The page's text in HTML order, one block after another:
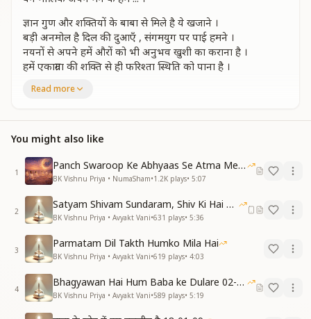
ज्ञान गुण और शक्तियों के बाबा से मिले है ये खजाने ।
बड़ी अनमोल है दिल की दुआएँ , संगमयुग पर पाई हमने ।
नयनों से अपने हमें औरों को भी अनुभव खुशी का कराना है ।
हमें एकाग्रता की शक्ति से ही फरिश्ता स्थिति को पाना है ।
मन की लगन प्रभु से लगाए , एक के रस में ही खो जाए ।
एक बाबा दूजा ना कोई ईसी अनुभूति में रहना है ।
हमें एकाग्रता की शक्ति से ही फरिश्ता स्थिति को पाना है ।
बने मालिक अपने मन के हम ... ।
दृष्टि वृति हर कर्म अलौकीक, दहभान से मुक्त हो न्यारा ।
सूक्ष्म प्रकाशमय कायाधारी, ब्रह्मा बाबा जैसा हो प्यारा।
अब बनके फरिश्ता हम सब को भी अपने घर को जाना है ।
हमें एकाग्रता की शक्ति से ही फरिश्ता स्थिति को पाना है ।
बने मालिक अपने मन के हम ... ।
Read more
You might also like
1
Panch Swaroop Ke Abhyaas Se Atma Mein Shakti
BK Vishnu Priya • NumaSham•1.2K plays• 5:07
2
Satyam Shivam Sundaram, Shiv Ki Hai Hum Santan 09-11-2025
BK Vishnu Priya • Avyakt Vani•631 plays• 5:36
3
Parmatam Dil Takth Humko Mila Hai
BK Vishnu Priya • Avyakt Vani•619 plays• 4:03
4
Bhagyawan Hai Hum Baba ke Dulare 02-03-2025
BK Vishnu Priya • Avyakt Vani•589 plays• 5:19